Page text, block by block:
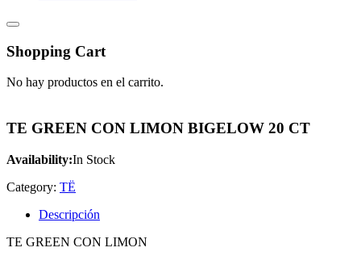
Shopping Cart
No hay productos en el carrito.
TE GREEN CON LIMON BIGELOW 20 CT
Availability:In Stock
Category: TË
Descripción
TE GREEN CON LIMON